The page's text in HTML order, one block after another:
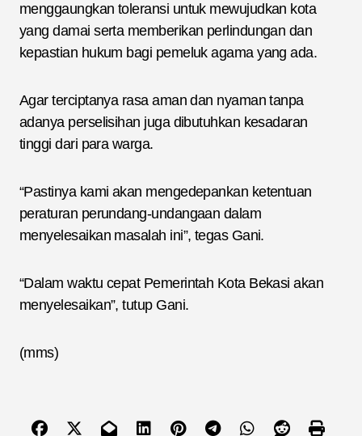
menggaungkan toleransi untuk mewujudkan kota
yang damai serta memberikan perlindungan dan
kepastian hukum bagi pemeluk agama yang ada.
Agar terciptanya rasa aman dan nyaman tanpa
adanya perselisihan juga dibutuhkan kesadaran
tinggi dari para warga.
“Pastinya kami akan mengedepankan ketentuan
peraturan perundang-undangaan dalam
menyelesaikan masalah ini”, tegas Gani.
“Dalam waktu cepat Pemerintah Kota Bekasi akan
menyelesaikan”, tutup Gani.
(mms)